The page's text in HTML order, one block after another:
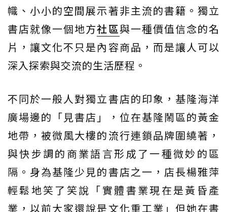
幟、小小的空間展示著非主流的書籍。獨立
書店就像一個地方社區與一種價值信念的名
片，讓文化不只是內容商品，而是讓人可以
深入探索與交流的生活歷程。
不同於一般人對獨立書店的印象，基隆海洋
廣場邊的「見書店」，位在基隆鬧區的黃金
地帶，被微風大樓的流行連鎖品牌圍繞著，
與快步調的商業語言形成了一種微妙的區
隔。身為基隆少見的書店之一，店長楊雅萍
輕鬆地笑了笑說「實體書業現在是黃昏產
業，以前大家還說是文化重工業」但她在書